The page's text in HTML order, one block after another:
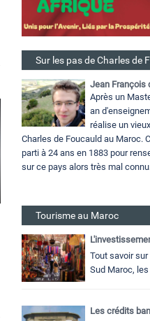
Sur les pas de Charles de
Jean François
Après un
an
réalise un
Charles de Foucauld au Maroc.
parti à 24 ans en 1883 pour
sur ce pays alors très mal
Tourisme au Maroc
Tout savoir
Sud Maroc,
Les crédits